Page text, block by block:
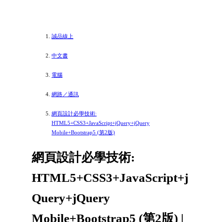
誠品線上
中文書
電腦
網路／通訊
網頁設計必學技術:
HTML5+CSS3+JavaScript+jQuery+jQuery
Mobile+Bootstrap5 (第2版)
網頁設計必學技術:
HTML5+CSS3+JavaScript+j
Query+jQuery
Mobile+Bootstrap5 (第2版) |